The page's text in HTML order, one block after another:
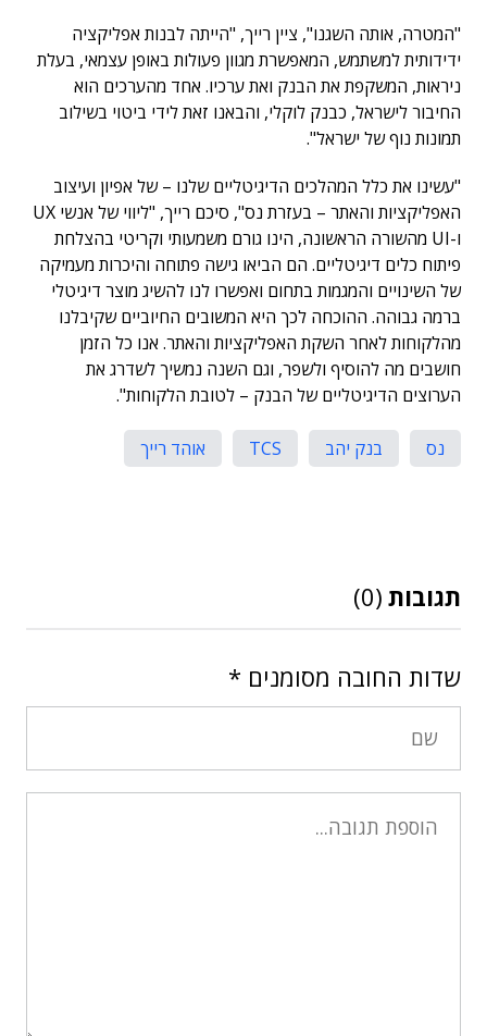
"המטרה, אותה השגנו", ציין רייך, "הייתה לבנות אפליקציה
ידידותית למשתמש, המאפשרת מגוון פעולות באופן עצמאי, בעלת
ניראות, המשקפת את הבנק ואת ערכיו. אחד מהערכים הוא
החיבור לישראל, כבנק לוקלי, והבאנו זאת לידי ביטוי בשילוב
תמונות נוף של ישראל".
"עשינו את כלל המהלכים הדיגיטליים שלנו – של אפיון ועיצוב
האפליקציות והאתר – בעזרת נס", סיכם רייך, "ליווי של אנשי UX
ו-UI מהשורה הראשונה, הינו גורם משמעותי וקריטי בהצלחת
פיתוח כלים דיגיטליים. הם הביאו גישה פתוחה והיכרות מעמיקה
של השינויים והמגמות בתחום ואפשרו לנו להשיג מוצר דיגיטלי
ברמה גבוהה. ההוכחה לכך היא המשובים החיוביים שקיבלנו
מהלקוחות לאחר השקת האפליקציות והאתר. אנו כל הזמן
חושבים מה להוסיף ולשפר, וגם השנה נמשיך לשדרג את
הערוצים הדיגיטליים של הבנק – לטובת הלקוחות".
נס בנק יהב TCS אוהד רייך
תגובות (0)
שדות החובה מסומנים *